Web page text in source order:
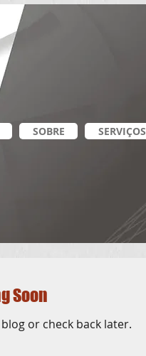
SOBRE SERVIÇOS
Soon
or check back later.